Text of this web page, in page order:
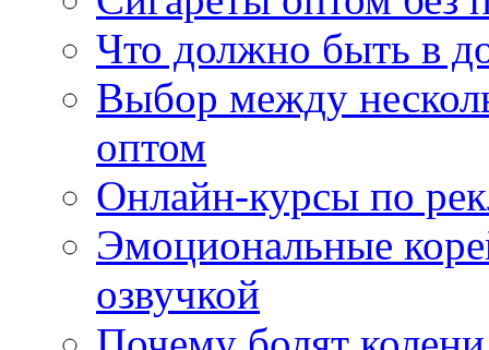
Что должно быть в
Выбор между
оптом
Онлайн-курсы по
Эмоциональные
озвучкой